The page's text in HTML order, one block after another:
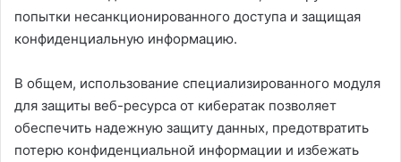
попытки несанкционированного доступа и защищая
конфиденциальную информацию.
В общем, использование специализированного модуля
для защиты веб-ресурса от кибератак позволяет
обеспечить надежную защиту данных, предотвратить
потерю конфиденциальной информации и избежать